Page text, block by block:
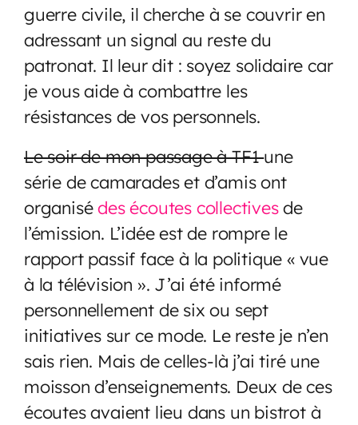
guerre civile, il cherche à se couvrir en
adressant un signal au reste du
patronat. Il leur dit : soyez solidaire car
je vous aide à combattre les
résistances de vos personnels.
Le soir de mon passage à TF1une
série de camarades et d’amis ont
organisédes écoutes collectivesde
l’émission. L’idée est de rompre le
rapport passif face à la politique « vue
à la télévision ». J’ai été informé
personnellement de six ou sept
initiatives sur ce mode. Le reste je n’en
sais rien. Mais de celles-là j’ai tiré une
moisson d’enseignements. Deux de ces
écoutes avaient lieu dans un bistrot à